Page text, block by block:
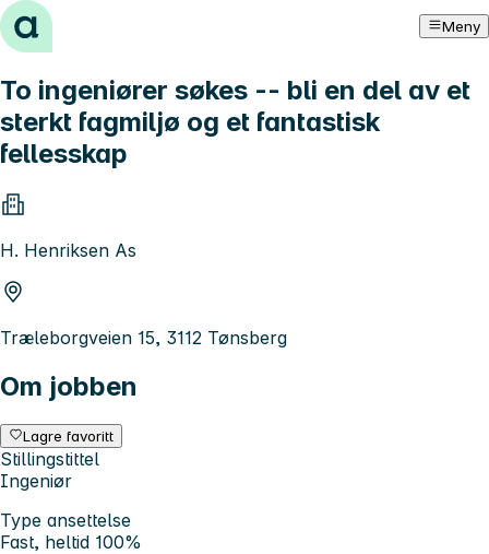
Hopp til innhold Meny
To ingeniører søkes -- bli en del av et
sterkt fagmiljø og et fantastisk
fellesskap
H. Henriksen As
Træleborgveien 15, 3112 Tønsberg
Om jobben
Lagre favoritt
Stillingstittel
Ingeniør
Type ansettelse
Fast, heltid 100%